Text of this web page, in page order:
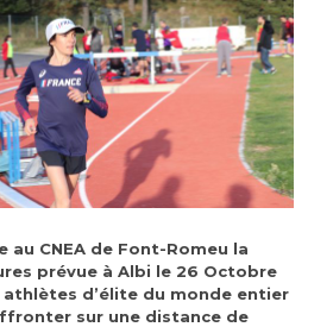
au CNEA de Font-Romeu la
prévue à Albi le 26 Octobre
athlètes d’élite du monde entier
sur une distance de